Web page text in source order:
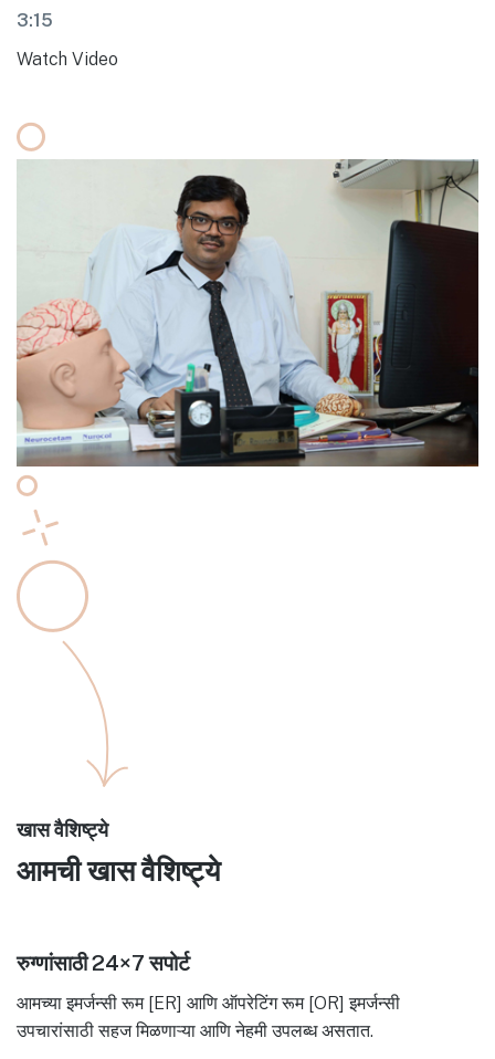
3:15
Watch Video
खास वैशिष्ट्ये
आमची खास वैशिष्ट्ये
रुग्णांसाठी 24×7 सपोर्ट
आमच्या इमर्जन्सी रूम [ER] आणि ऑपरेटिंग रूम [OR] इमर्जन्सी
उपचारांसाठी सहज मिळणाऱ्या आणि नेहमी उपलब्ध असतात.